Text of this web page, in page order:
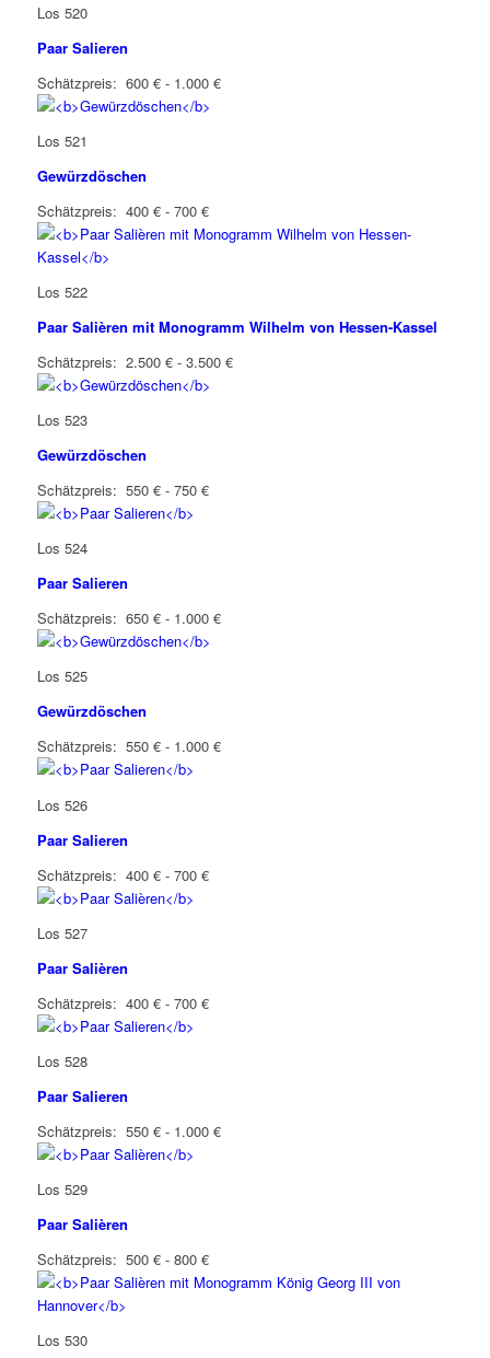
Los 520
Paar Salieren
Schätzpreis: 600 € - 1.000 €
Los 521
Gewürzdöschen
Schätzpreis: 400 € - 700 €
Los 522
Paar Salièren mit Monogramm Wilhelm von Hessen-Kassel
Schätzpreis: 2.500 € - 3.500 €
Los 523
Gewürzdöschen
Schätzpreis: 550 € - 750 €
Los 524
Paar Salieren
Schätzpreis: 650 € - 1.000 €
Los 525
Gewürzdöschen
Schätzpreis: 550 € - 1.000 €
Los 526
Paar Salieren
Schätzpreis: 400 € - 700 €
Los 527
Paar Salièren
Schätzpreis: 400 € - 700 €
Los 528
Paar Salieren
Schätzpreis: 550 € - 1.000 €
Los 529
Paar Salièren
Schätzpreis: 500 € - 800 €
Los 530